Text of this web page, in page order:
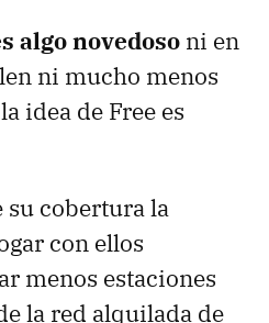
algo novedoso ni en
ni mucho menos
idea de Free es
su cobertura la
con ellos
menos estaciones
la red alquilada de